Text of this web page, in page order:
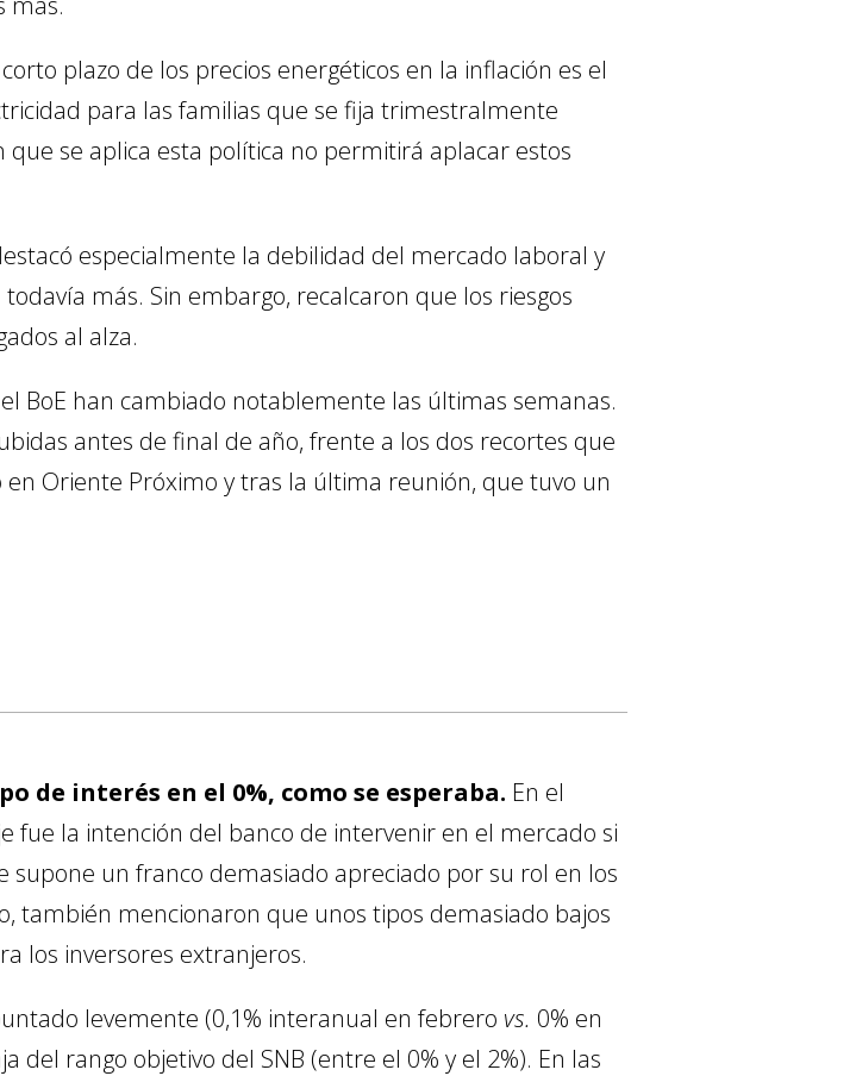
plazo de los precios energéticos en la inflación es el
para las familias que se fija trimestralmente
que se aplica esta política no permitirá aplacar estos
especialmente la debilidad del mercado laboral y
más. Sin embargo, recalcaron que los riesgos
al alza.
BoE han cambiado notablemente las últimas semanas.
antes de final de año, frente a los dos recortes que
Oriente Próximo y tras la última reunión, que tuvo un
de interés en el 0%, como se esperaba. En el
fue la intención del banco de intervenir en el mercado si
supone un franco demasiado apreciado por su rol en los
también mencionaron que unos tipos demasiado bajos
los inversores extranjeros.
levemente (0,1% interanual en febrero vs. 0% en
rango objetivo del SNB (entre el 0% y el 2%). En las